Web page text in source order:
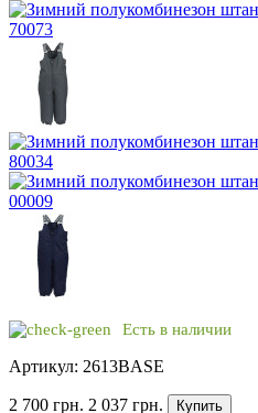
Есть в наличии
Артикул: 2613BASE
2 700 грн. 2 037 грн. Купить